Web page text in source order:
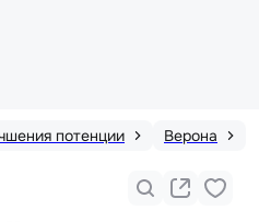
потенции Верона